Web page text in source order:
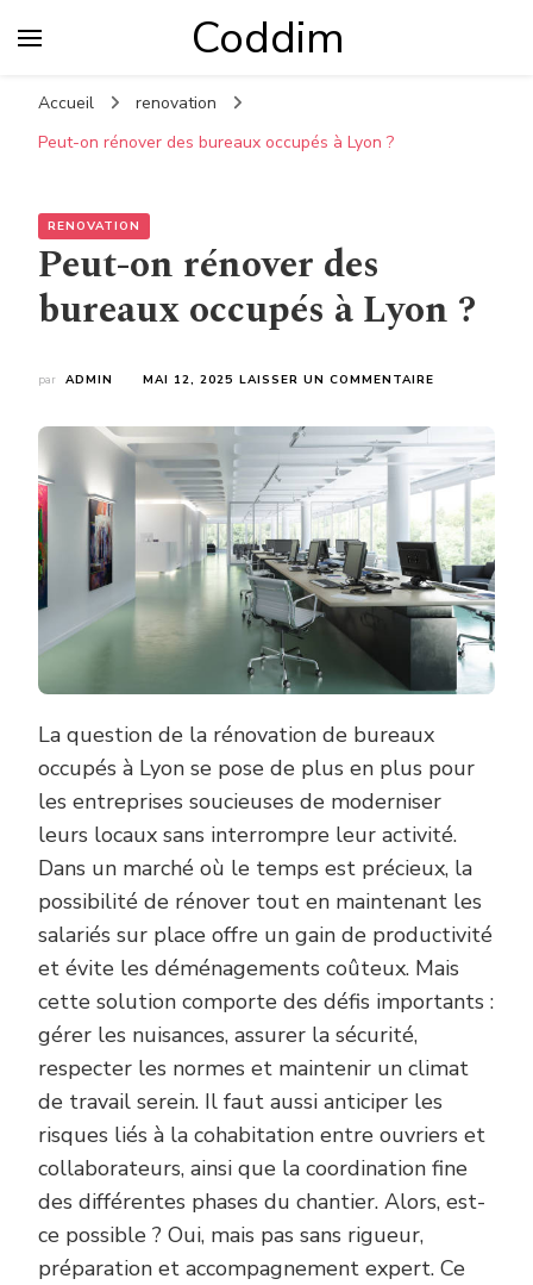
Coddim
Accueil
renovation
Peut-on rénover des bureaux occupés à Lyon ?
RENOVATION
Peut-on rénover des
bureaux occupés à Lyon ?
par ADMIN MAI 12, 2025 LAISSER UN COMMENTAIRE
RÉNOVER
DES
BUREAUX
OCCUPÉS
À
LYON
?
La question de la rénovation de bureaux
occupés à Lyon se pose de plus en plus pour
les entreprises soucieuses de moderniser
leurs locaux sans interrompre leur activité.
Dans un marché où le temps est précieux, la
possibilité de rénover tout en maintenant les
salariés sur place offre un gain de productivité
et évite les déménagements coûteux. Mais
cette solution comporte des défis importants :
gérer les nuisances, assurer la sécurité,
respecter les normes et maintenir un climat
de travail serein. Il faut aussi anticiper les
risques liés à la cohabitation entre ouvriers et
collaborateurs, ainsi que la coordination fine
des différentes phases du chantier. Alors, est-
ce possible ? Oui, mais pas sans rigueur,
préparation et accompagnement expert. Ce